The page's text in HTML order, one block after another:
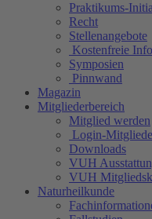
Praktikums-
Recht
Stellenangebote
Kostenfreie
Symposien
Pinnwand
Magazin
Mitgliederbereich
Mitglied werden
Login-
Downloads
VUH
VUH
Naturheilkunde